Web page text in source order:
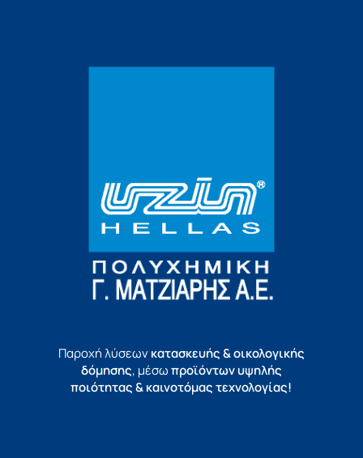
Παροχή λύσεωνκατασκευής & οικολογικής
δόμησης, μέσωπροϊόντων υψηλής
ποιότητας & καινοτόμας τεχνολογίας!